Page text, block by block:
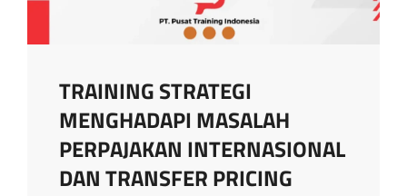
TRAINING STRATEGI
MENGHADAPI MASALAH
PERPAJAKAN INTERNASIONAL
DAN TRANSFER PRICING